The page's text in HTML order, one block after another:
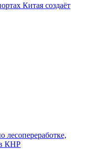
Китая создаёт
лесопереработке,
КНР